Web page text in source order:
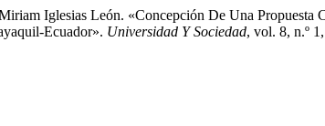
Iglesias León. «Concepción De Una
Ecuador». Universidad Y Sociedad, vol. 8, n.º